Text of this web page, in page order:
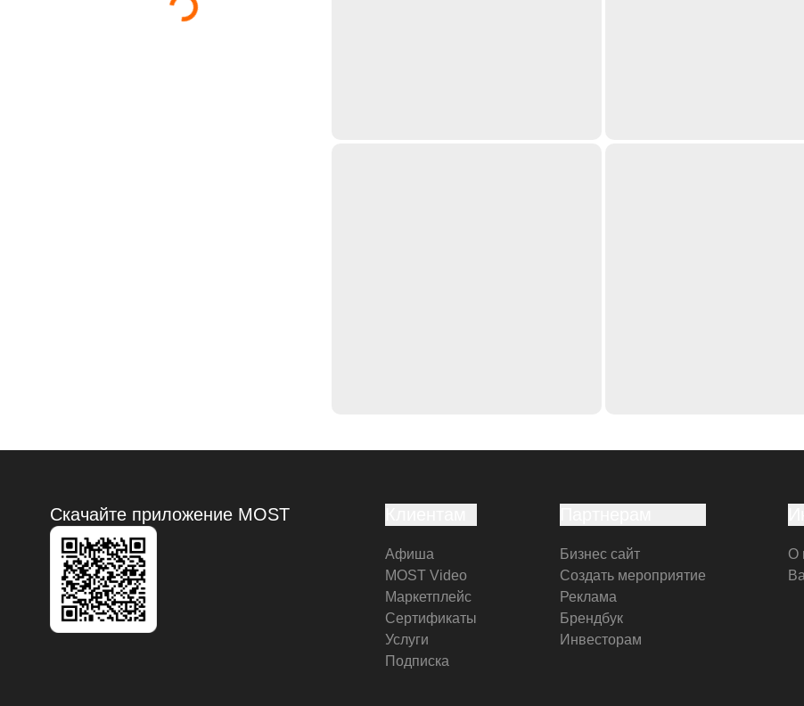
Скачайте приложение MOST
Афиша
MOST Video
Маркетплейс
Сертификаты
Услуги
Подписка
Бизнес сайт
Создать мероприятие
Реклама
Брендбук
Инвесторам
О